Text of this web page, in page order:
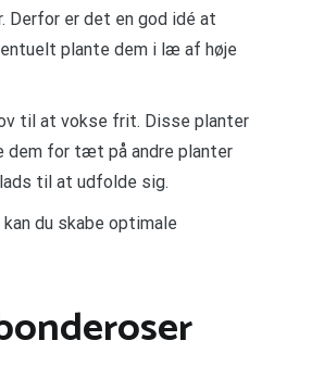
er det en god idé at
plante dem i læ af høje
til at vokse frit. Disse planter
dem for tæt på andre planter
til at udfolde sig.
du skabe optimale